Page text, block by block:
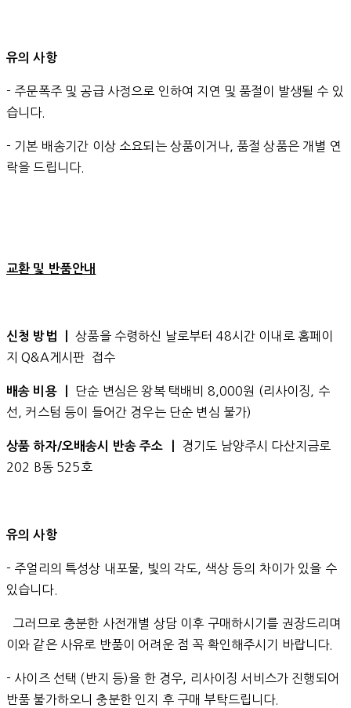
유의 사항
- 주문폭주 및 공급 사정으로 인하여 지연 및 품절이 발생될 수 있
습니다.
- 기본 배송기간 이상 소요되는 상품이거나, 품절 상품은 개별 연
락을 드립니다.
교환 및 반품안내
신청 방법 ㅣ상품을 수령하신 날로부터 48시간 이내로 홈페이
지 Q&A게시판 접수
배송 비용 ㅣ
단순 변심은 왕복 택배비 8,000원 (리사이징, 수
선, 커스텀 등이 들어간 경우는 단순 변심 불가)
상품 하자/오배송시 반송 주소 ㅣ 경기도 남양주시 다산지금로
202 B동 525호
유의 사항
- 주얼리의 특성상 내포물, 빛의 각도, 색상 등의 차이가 있을 수
있습니다.
그러므로 충분한 사전개별 상담 이후 구매하시기를 권장드리며
이와 같은 사유로 반품이 어려운 점 꼭 확인해주시기 바랍니다.
- 사이즈 선택 (반지 등)을 한 경우, 리사이징 서비스가 진행되어
반품 불가하오니 충분한 인지 후 구매 부탁드립니다.